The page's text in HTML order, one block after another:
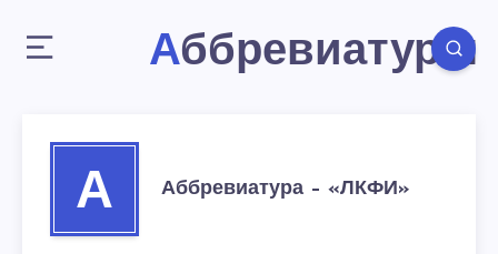
Аббревиатуры
А Аббревиатура – «ЛКФИ»